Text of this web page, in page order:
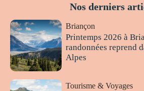
Nos derniers
Briançon
Printemps 2026 à
randonnées reprend
Alpes
Tourisme & Voyages